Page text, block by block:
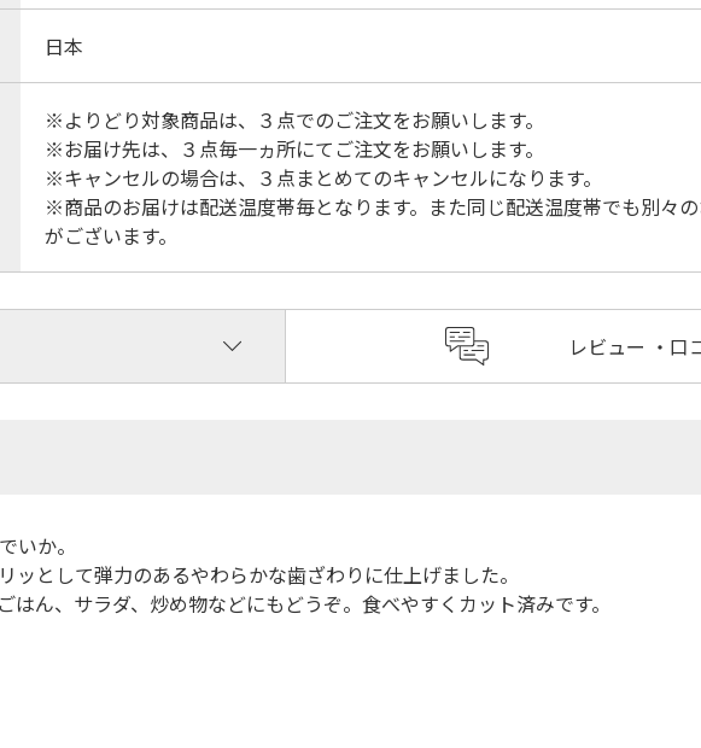
日本
※よりどり対象商品は、３点でのご注文をお願いします。
※お届け先は、３点毎一ヵ所にてご注文をお願いします。
※キャンセルの場合は、３点まとめてのキャンセルになります。
※商品のお届けは配送温度帯毎となります。また同じ配送温度帯でも別々
がございます。
レビュー ・口
いか。
として弾力のあるやわらかな歯ざわりに仕上げました。
ん、サラダ、炒め物などにもどうぞ。食べやすくカット済みです。